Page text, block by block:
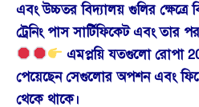
এবং উচ্চতর বিদ্যালয় গুলির
ট্রেনিং পাস সার্টিফিকেট এবং তার
এমপ্লয়ি যতগুলো রোপা
পেয়েছেন সেগুলোর অপশন এবং
থেকে থাকে।